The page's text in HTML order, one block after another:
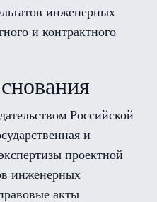
инженерных
и контрактного
Российской
и
проектной
инженерных
акты